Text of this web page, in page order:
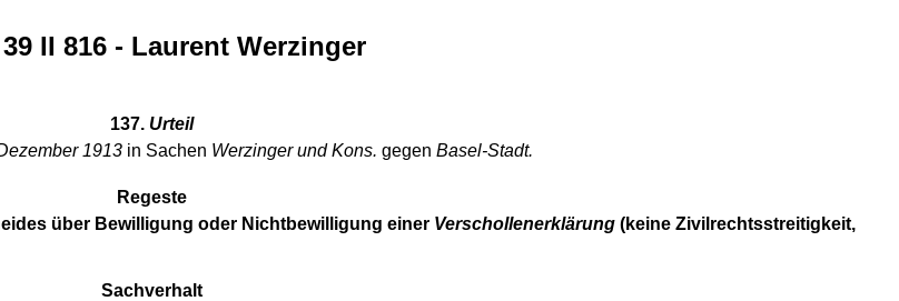
II 816 - Laurent Werzinger
137. Urteil
1913 in Sachen Werzinger und Kons. gegen Basel-Stadt.
Regeste
über Bewilligung oder Nichtbewilligung einer Verschollenerklärung(keine Zivilrechtsstreitigkeit,
Sachverhalt